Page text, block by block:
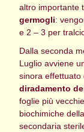
altro importante
germogli:
e 2 – 3 per
Dalla seconda
Luglio avviene
sinora effettuato
diradamento
foglie più
biochimiche
secondaria